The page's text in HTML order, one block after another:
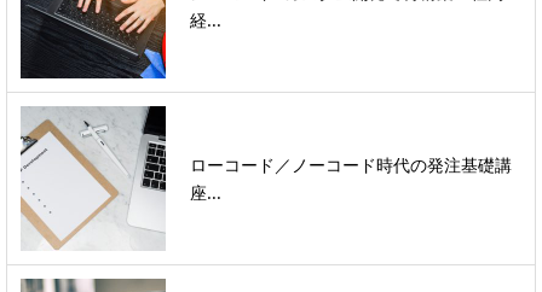
経...
ローコード／ノーコード時代の発注基礎講
座...